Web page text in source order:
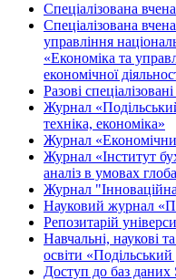
Спеціалізована
Спеціалізована
управління
«Економіка та
економічної
Разові
Журнал
техніка, економіка»
Журнал
Журнал «Інститут
аналіз в умовах
Журнал
Науковий журнал
Репозитарій
Навчальні, наукові
освіти
Доступ до баз даних